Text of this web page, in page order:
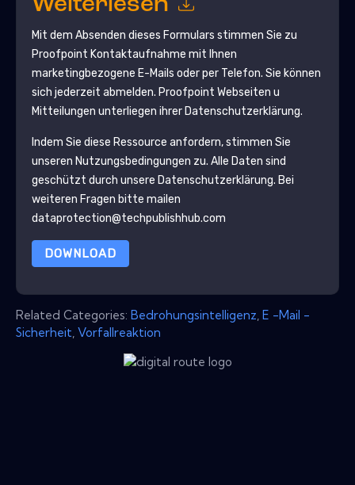
Weiterlesen
Mit dem Absenden dieses Formulars stimmen Sie zu
Proofpoint Kontaktaufnahme mit Ihnen
marketingbezogene E-Mails oder per Telefon. Sie können
sich jederzeit abmelden. Proofpoint Webseiten u
Mitteilungen unterliegen ihrer Datenschutzerklärung.
Indem Sie diese Ressource anfordern, stimmen Sie
unseren Nutzungsbedingungen zu. Alle Daten sind
geschützt durch unsere Datenschutzerklärung. Bei
weiteren Fragen bitte mailen
dataprotection@techpublishhub.com
DOWNLOAD
Related Categories: Bedrohungsintelligenz E -Mail -
Sicherheit Vorfallreaktion